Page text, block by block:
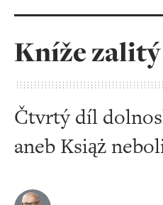
Kníže
Čtvrtý díl
aneb Książ